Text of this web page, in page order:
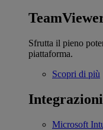
Sfrutta il pieno
piattaforma.
Scopri di più
Microsoft